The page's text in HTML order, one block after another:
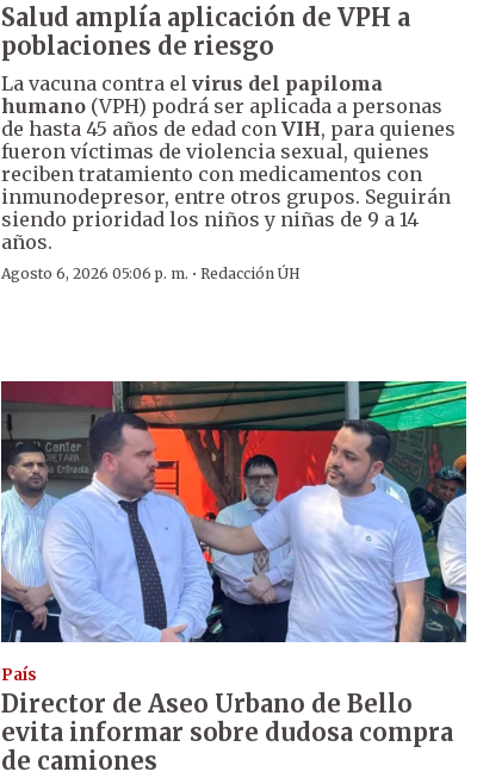
Salud amplía aplicación de VPH a
poblaciones de riesgo
La vacuna contra elvirus del papiloma
humano (VPH) podrá ser aplicada a personas
de hasta 45 años de edad conVIH, para quienes
fueron víctimas de violencia sexual, quienes
reciben tratamiento con medicamentos con
inmunodepresor, entre otros grupos. Seguirán
siendo prioridad los niños y niñas de 9 a 14
años.
Agosto 6, 2026 05:06 p. m. ·Redacción ÚH
País
Director de Aseo Urbano de Bello
evita informar sobre dudosa compra
de camiones